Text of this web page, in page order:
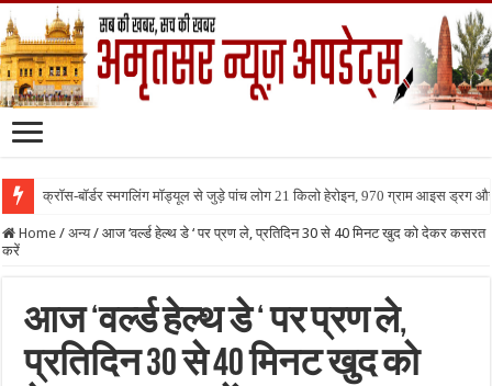
क्रॉस-बॉर्डर स्मगलिंग मॉड्यूल से जुड़े पांच लोग 21 किलो हेरोइन, 970 ग्राम आइस ड्रग
Home / अन्य / आज ‘वर्ल्ड हेल्थ डे ‘ पर प्रण ले, प्रतिदिन 30 से 40 मिनट खुद को देकर कसरत
करें
आज ‘वर्ल्ड हेल्थ डे ‘ पर प्रण ले,
प्रतिदिन 30 से 40 मिनट खुद को